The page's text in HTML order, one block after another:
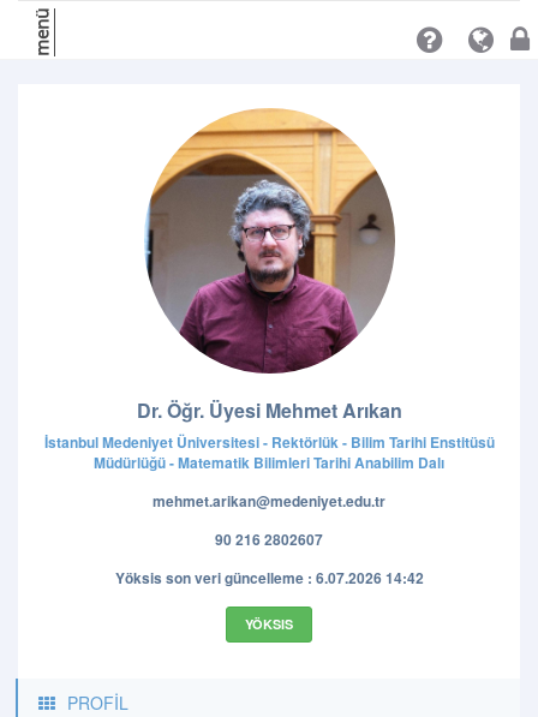
menü
Dr. Öğr. Üyesi Mehmet Arıkan
İstanbul Medeniyet Üniversitesi - Rektörlük - Bilim Tarihi Enstitüsü
Müdürlüğü - Matematik Bilimleri Tarihi Anabilim Dalı
mehmet.arikan@medeniyet.edu.tr
90 216 2802607
Yöksis son veri güncelleme : 6.07.2026 14:42
YÖKSIS
PROFİL